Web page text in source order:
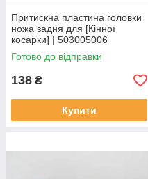
Притискна пластина головки
ножа задня для [Кінної
косарки] | 503005006
(5030050060)
Готово до відправки
138 ₴
Купити